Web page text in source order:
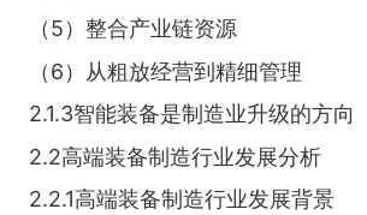
（5）整合产业链资源
（6）从粗放经营到精细管理
2.1.3智能装备是制造业升级的方向
2.2高端装备制造行业发展分析
2.2.1高端装备制造行业发展背景